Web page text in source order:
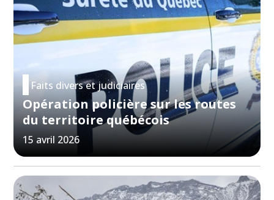
Faits divers et judiciaires
Opération policière sur les routes
du territoire québécois
15 avril 2026